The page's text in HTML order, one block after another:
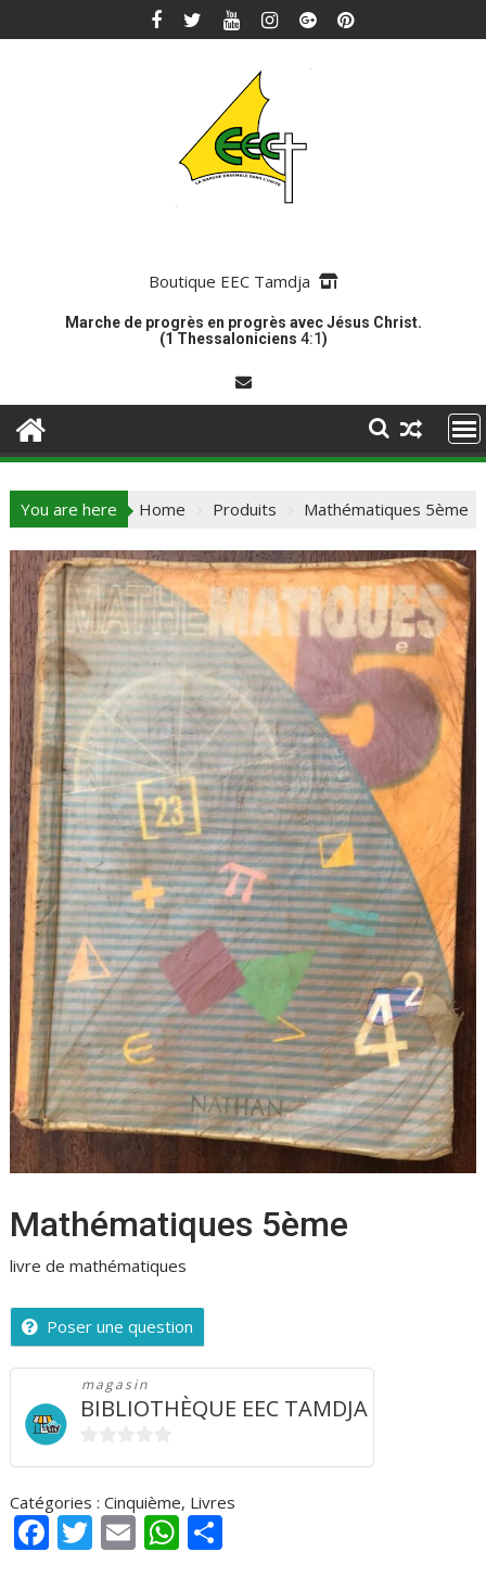
to
Boutique EEC Tamdja
Marche de progrès en progrès avec Jésus Christ.
(1 Thessaloniciens 4:1)
You are here Home Produits Mathématiques 5ème
Mathématiques 5ème
livre de mathématiques
Poser une question
magasin
BIBLIOTHÈQUE EEC TAMDJA
u
r
Catégories :Cinquième, Livres
F T E W